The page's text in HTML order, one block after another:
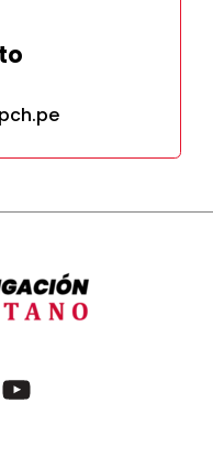
youtube